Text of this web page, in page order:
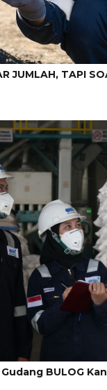
JUMLAH, TAPI
BULOG